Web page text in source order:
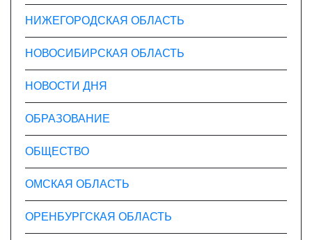
НИЖЕГОРОДСКАЯ ОБЛАСТЬ
НОВОСИБИРСКАЯ ОБЛАСТЬ
НОВОСТИ ДНЯ
ОБРАЗОВАНИЕ
ОБЩЕСТВО
ОМСКАЯ ОБЛАСТЬ
ОРЕНБУРГСКАЯ ОБЛАСТЬ